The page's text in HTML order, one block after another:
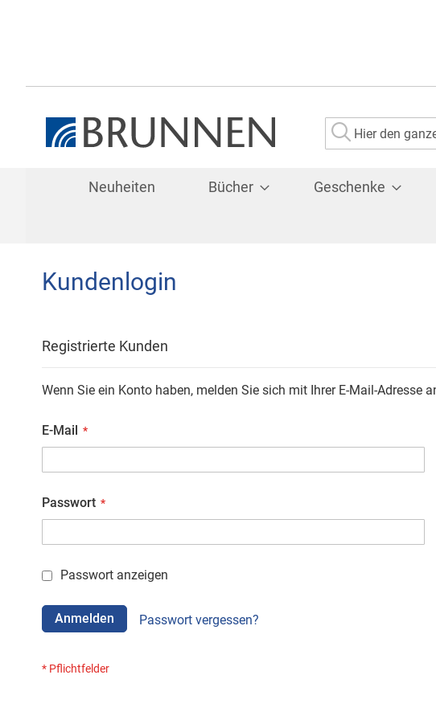
Suche
Neuheiten Bücher Geschenke
Kundenlogin
Registrierte Kunden
Wenn Sie ein Konto haben, melden Sie sich mit Ihrer E-Mail-Adresse
E-Mail
Passwort
Passwort anzeigen
Anmelden Passwort vergessen?